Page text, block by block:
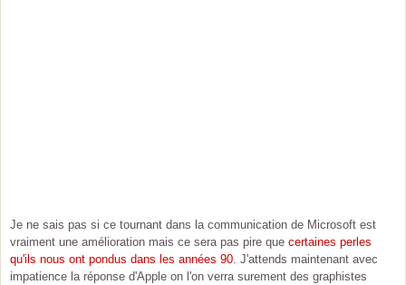
Je ne sais pas si ce tournant dans la communication de Microsoft est
vraiment une amélioration mais ce sera pas pire que certaines perles
qu'ils nous ont pondus dans les années 90. J'attends maintenant avec
impatience la réponse d'Apple on l'on verra surement des graphistes